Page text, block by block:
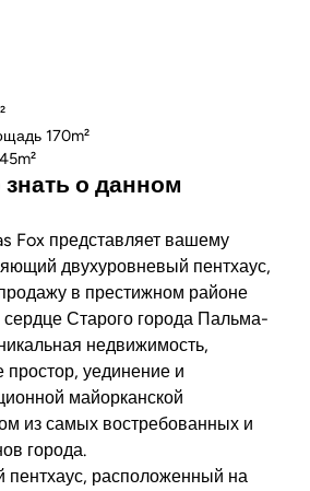
170m²
о данном
Fox представляет вашему
двухуровневый пентхаус,
в престижном районе
Старого города Пальма-
недвижимость,
уединение и
майорканской
из самых востребованных и
города.
пентхаус, расположенный на